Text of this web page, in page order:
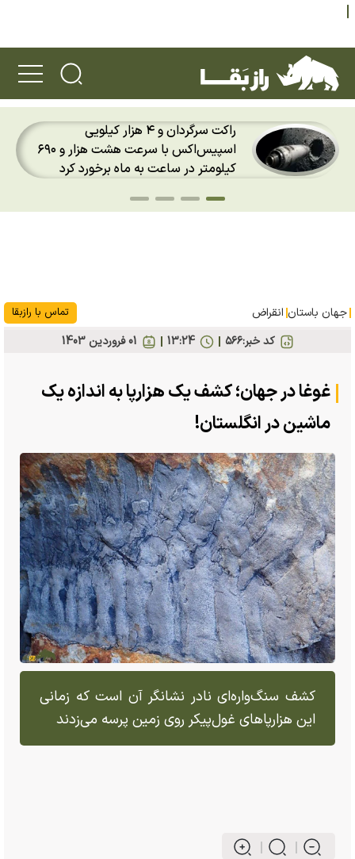
راکت سرگردان و ۴ هزار کیلویی
اسپیس‌اکس با سرعت هشت هزار و ۶۹۰
کیلومتر در ساعت به ماه برخورد کرد
جهان باستان انقراض تماس با رازبقا
کد خبر:۵۶۶ 01 فروردين 1403 13:24
غوغا در جهان؛ کشف یک هزارپا به اندازه یک
ماشین در انگلستان!
کشف سنگ‌واره‌ای نادر نشانگر آن است که زمانی
این هزارپا‌های غول‌پیکر روی زمین پرسه می‌زدند